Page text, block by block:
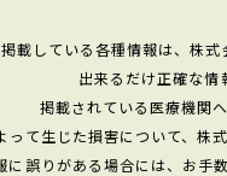
掲載している各種情報は、株式
出来るだけ正確な情
掲載されている医療機関
って生じた損害について、株
に誤りがある場合には、お手